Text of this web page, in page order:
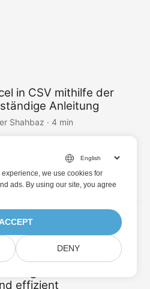
in CSV mithilfe der
Anleitung
Shahbaz · 4 min
mit der Java REST API
Anleitung
Shahbaz · 4 min
mithilfe der Java
effizient
we use cookies for
ads. By using our site, you agree
DENY